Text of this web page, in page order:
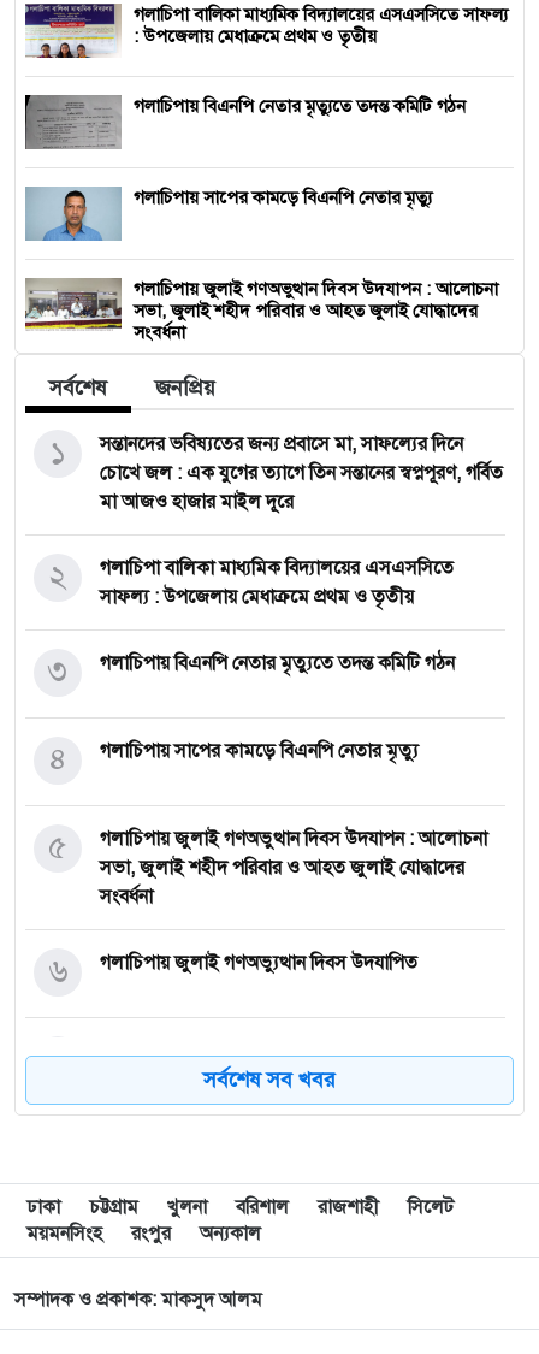
গলাচিপা বালিকা মাধ্যমিক বিদ্যালয়ের এসএসসিতে সাফল্য
: উপজেলায় মেধাক্রমে প্রথম ও তৃতীয়
গলাচিপায় বিএনপি নেতার মৃত্যুতে তদন্ত কমিটি গঠন
গলাচিপায় সাপের কামড়ে বিএনপি নেতার মৃত্যু
গলাচিপায় জুলাই গণঅভুত্থান দিবস উদযাপন : আলোচনা
সভা, জুলাই শহীদ পরিবার ও আহত জুলাই যোদ্ধাদের
সংবর্ধনা
সর্বশেষ জনপ্রিয়
সন্তানদের ভবিষ্যতের জন্য প্রবাসে মা, সাফল্যের দিনে
চোখে জল : এক যুগের ত্যাগে তিন সন্তানের স্বপ্নপূরণ, গর্বিত
মা আজও হাজার মাইল দূরে
১
গলাচিপা বালিকা মাধ্যমিক বিদ্যালয়ের এসএসসিতে
সাফল্য : উপজেলায় মেধাক্রমে প্রথম ও তৃতীয়
২
গলাচিপায় বিএনপি নেতার মৃত্যুতে তদন্ত কমিটি গঠন
৩
গলাচিপায় সাপের কামড়ে বিএনপি নেতার মৃত্যু
৪
গলাচিপায় জুলাই গণঅভুত্থান দিবস উদযাপন : আলোচনা
সভা, জুলাই শহীদ পরিবার ও আহত জুলাই যোদ্ধাদের
সংবর্ধনা
৫
গলাচিপায় জুলাই গণঅভ্যুত্থান দিবস উদযাপিত
৬
গলাচিপায় স্কুল ফিডিং খাদ্যে অনিয়মের অভিযোগে প্রধান
৭
ফিটনেস বিহীন গাড়ি ও অনভিজ্ঞ চালক : মামলা করার
৯
জুলাই সনদ ও গণভোটের রায় বাস্তবায়নের লক্ষ্যে
সর্বশেষ সব খবর
ঢাকা চট্টগ্রাম খুলনা বরিশাল রাজশাহী
সিলেট
ময়মনসিংহ
রংপুর অন্যকাল
সম্পাদক ও প্রকাশক: মাকসুদ আলম